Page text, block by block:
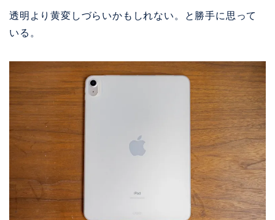
透明より黄変しづらいかもしれない。と勝手に思って
いる。